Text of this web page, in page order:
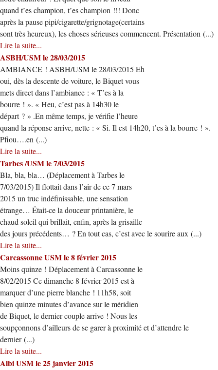
quand t’es champion, t’es champion !!! Donc
après la pause pipi/cigarette/grignotage(certains
sont très heureux), les choses sérieuses commencent. Présentation (...)
Lire la suite...
ASBH/USM le 28/03/2015
AMBIANCE ! ASBH/USM le 28/03/2015 Eh
oui, dès la descente de voiture, le Biquet vous
mets direct dans l’ambiance : « T’es à la
bourre ! ». « Heu, c’est pas à 14h30 le
départ ? » .En même temps, je vérifie l’heure
quand la réponse arrive, nette : « Si. Il est 14h20, t’es à la bourre ! ».
Pfiou….en (...)
Lire la suite...
Tarbes /USM le 7/03/2015
Bla, bla, bla… (Déplacement à Tarbes le
7/03/2015) Il flottait dans l’air de ce 7 mars
2015 un truc indéfinissable, une sensation
étrange… Était-ce la douceur printanière, le
chaud soleil qui brillait, enfin, après la grisaille
des jours précédents… ? En tout cas, c’est avec le sourire aux (...)
Lire la suite...
Carcassonne USM le 8 février 2015
Moins quinze ! Déplacement à Carcassonne le
8/02/2015 Ce dimanche 8 février 2015 est à
marquer d’une pierre blanche ! 11h58, soit
bien quinze minutes d’avance sur le méridien
de Biquet, le dernier couple arrive ! Nous les
soupçonnons d’ailleurs de se garer à proximité et d’attendre le
dernier (...)
Lire la suite...
Albi USM le 25 janvier 2015